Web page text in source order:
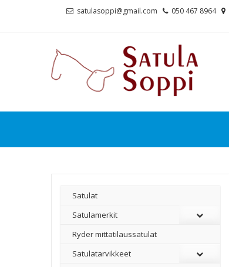
satulasoppi@gmail.com 050 467 8964
Satulat
Satulamerkit
Ryder mittatilaussatulat
Satulatarvikkeet
–